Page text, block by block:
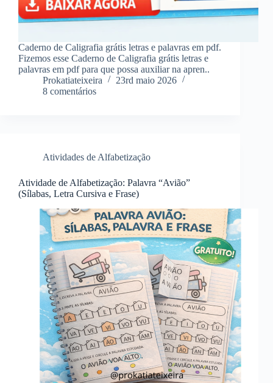
Caderno de Caligrafia grátis letras e palavras em pdf.
Fizemos esse Caderno de Caligrafia grátis letras e
palavras em pdf para que possa auxiliar na apren..
Prokatiateixeira
23rd maio 2026
8 comentários
Atividades de Alfabetização
Atividade de Alfabetização: Palavra “Avião”
(Sílabas, Letra Cursiva e Frase)